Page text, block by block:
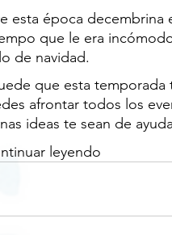
esta época
que le era
de navidad.
que esta
afrontar todos los
ideas te sean de
leyendo